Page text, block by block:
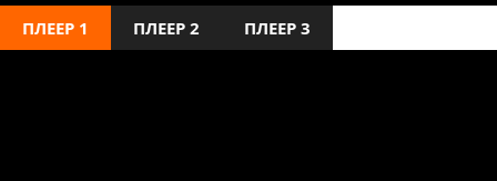
ПЛЕЕР 1 ПЛЕЕР 2 ПЛЕЕР 3